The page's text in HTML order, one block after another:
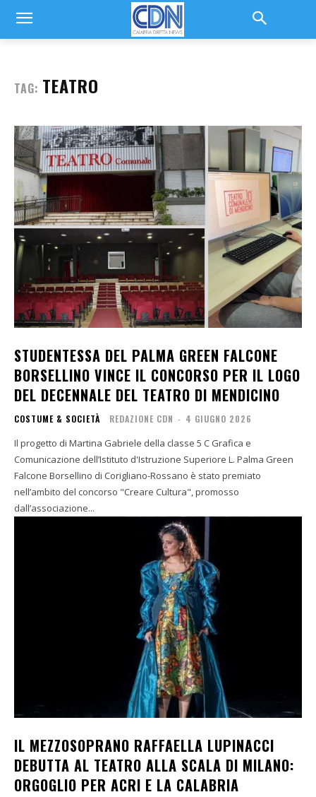
TAG: TEATRO
STUDENTESSA DEL PALMA GREEN FALCONE
BORSELLINO VINCE IL CONCORSO PER IL LOGO
DEL DECENNALE DEL TEATRO DI MENDICINO
COSTUME & SOCIETÀ REDAZIONE CDN - 4 GIUGNO 2026
Il progetto di Martina Gabriele della classe 5 C Grafica e
Comunicazione dell’Istituto d'Istruzione Superiore L. Palma Green
Falcone Borsellino di Corigliano-Rossano è stato premiato
nell’ambito del concorso "Creare Cultura", promosso
dall’associazione...
IL MEZZOSOPRANO RAFFAELLA LUPINACCI
DEBUTTA AL TEATRO ALLA SCALA DI MILANO:
ORGOGLIO PER ACRI E LA CALABRIA